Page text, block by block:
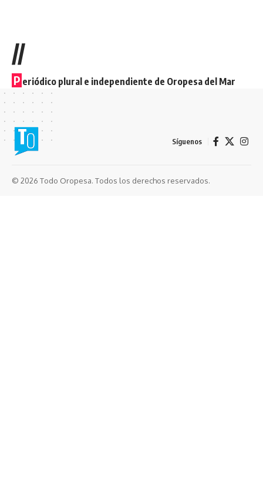
//
P eriódico plural e independiente de Oropesa del Mar
Síguenos
© 2026 Todo Oropesa. Todos los derechos reservados.